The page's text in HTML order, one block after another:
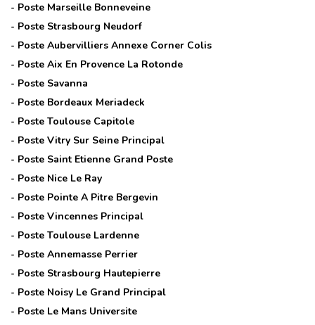
- Poste Marseille Bonneveine
- Poste Strasbourg Neudorf
- Poste Aubervilliers Annexe Corner Colis
- Poste Aix En Provence La Rotonde
- Poste Savanna
- Poste Bordeaux Meriadeck
- Poste Toulouse Capitole
- Poste Vitry Sur Seine Principal
- Poste Saint Etienne Grand Poste
- Poste Nice Le Ray
- Poste Pointe A Pitre Bergevin
- Poste Vincennes Principal
- Poste Toulouse Lardenne
- Poste Annemasse Perrier
- Poste Strasbourg Hautepierre
- Poste Noisy Le Grand Principal
- Poste Le Mans Universite